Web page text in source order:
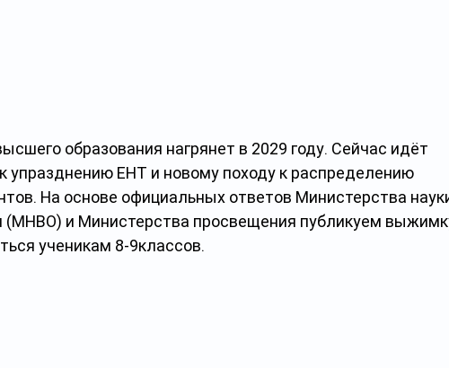
образования нагрянет в 2029 году. Сейчас идёт
упразднению ЕНТ и новому походу к распределению
На основе официальных ответов Министерства
(МНВО) и Министерства просвещения публикуем
ученикам 8-9классов.